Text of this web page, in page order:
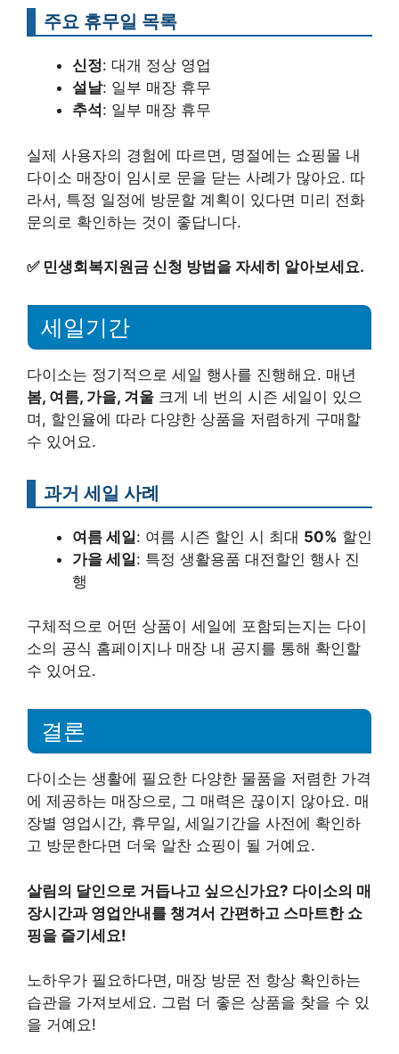
주요 휴무일 목록
신정: 대개 정상 영업
설날: 일부 매장 휴무
추석 : 일부 매장 휴무
실제 사용자의 경험에 따르면, 명절에는 쇼핑몰 내
다이소 매장이 임시로 문을 닫는 사례가 많아요. 따
라서, 특정 일정에 방문할 계획이 있다면 미리 전화
문의로 확인하는 것이 좋답니다.
✅ 민생회복지원금 신청 방법을 자세히 알아보세요.
세일기간
다이소는 정기적으로 세일 행사를 진행해요. 매년
봄, 여름, 가을, 겨울 크게 네 번의 시즌 세일이 있으
며, 할인율에 따라 다양한 상품을 저렴하게 구매할
수 있어요.
과거 세일 사례
여름 세일: 여름 시즌 할인 시 최대 50% 할인
가을 세일: 특정 생활용품 대전할인 행사 진
행
구체적으로 어떤 상품이 세일에 포함되는지는 다이
소의 공식 홈페이지나 매장 내 공지를 통해 확인할
수 있어요.
결론
다이소는 생활에 필요한 다양한 물품을 저렴한 가격
에 제공하는 매장으로, 그 매력은 끊이지 않아요. 매
장별 영업시간, 휴무일, 세일기간을 사전에 확인하
고 방문한다면 더욱 알찬 쇼핑이 될 거예요.
살림의 달인으로 거듭나고 싶으신가요? 다이소의 매
장시간과 영업안내를 챙겨서 간편하고 스마트한 쇼
핑을 즐기세요!
노하우가 필요하다면, 매장 방문 전 항상 확인하는
습관을 가져보세요. 그럼 더 좋은 상품을 찾을 수 있
을 거예요!